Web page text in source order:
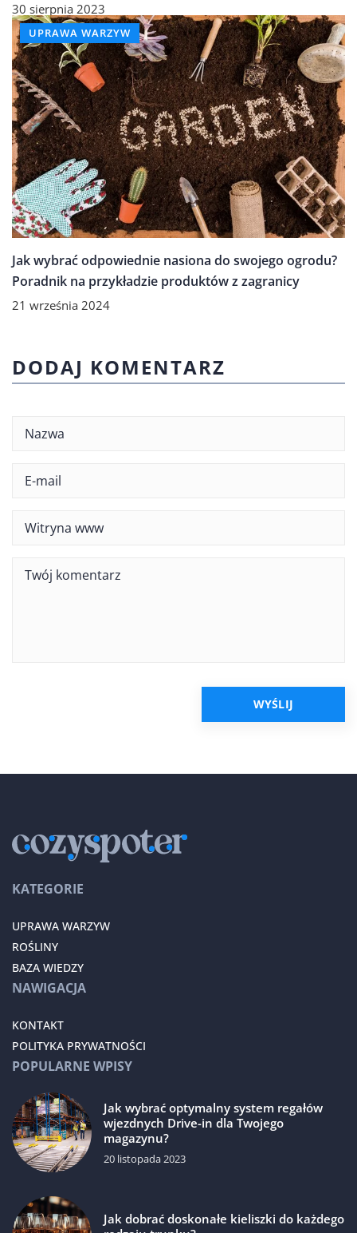
30 sierpnia 2023
UPRAWA WARZYW
Jak wybrać odpowiednie nasiona do swojego ogrodu?
Poradnik na przykładzie produktów z zagranicy
21 września 2024
DODAJ KOMENTARZ
KATEGORIE
UPRAWA WARZYW
ROŚLINY
BAZA WIEDZY
NAWIGACJA
KONTAKT
POLITYKA PRYWATNOŚCI
POPULARNE WPISY
Jak wybrać optymalny system regałów
wjezdnych Drive-in dla Twojego
magazynu?
20 listopada 2023
Jak dobrać doskonałe kieliszki do każdego